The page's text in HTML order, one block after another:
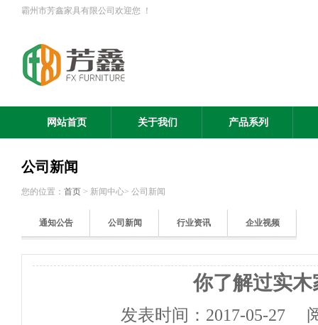
霸州市芳鑫家具有限公司欢迎您 ！
网站首页 关于我们 产品系列
公司新闻
您的位置： 首页 > 新闻中心> 公司新闻
通知公告 公司新闻 行业资讯 企业视频
你了解过实
发表时间： 2017-05-27 阅